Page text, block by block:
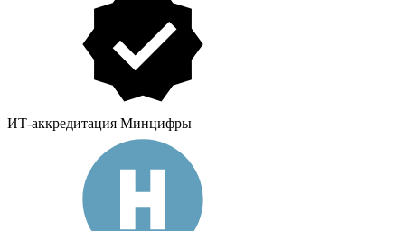
ИТ-аккредитация Минцифры